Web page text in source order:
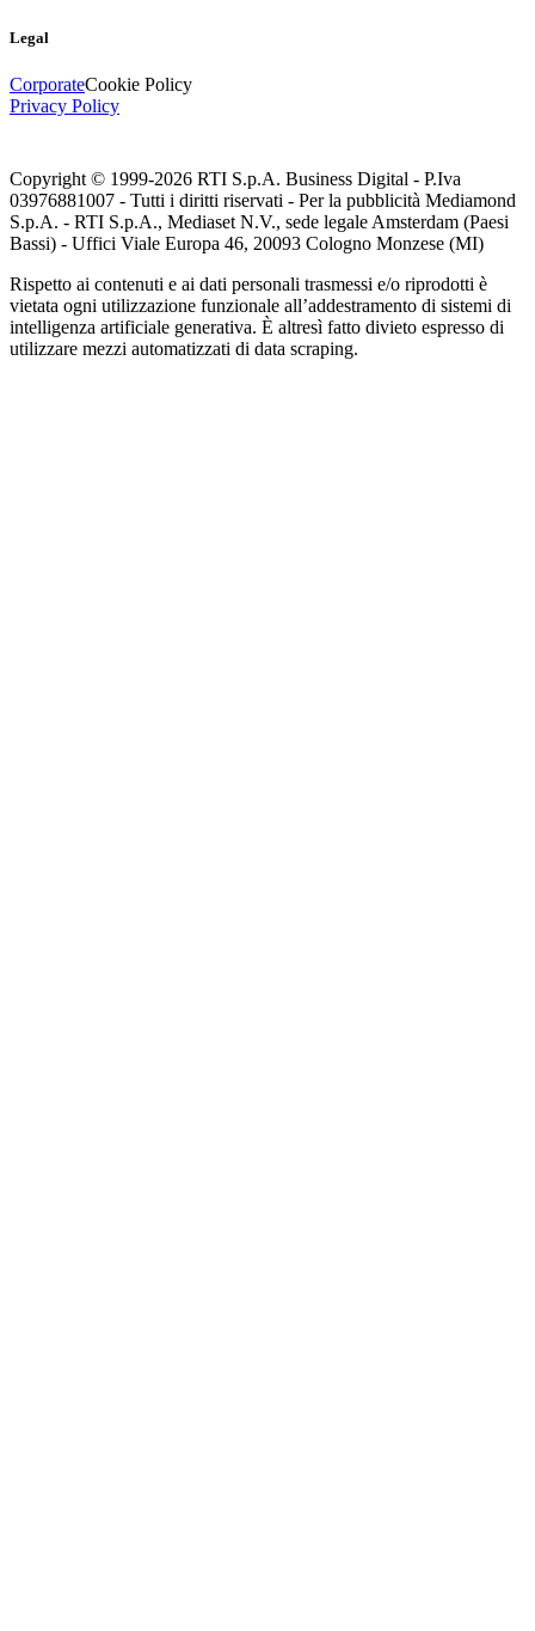
Legal
CorporateCookie Policy
Privacy Policy
Copyright © 1999-2026 RTI S.p.A. Business Digital - P.Iva
03976881007 - Tutti i diritti riservati - Per la pubblicità Mediamond
S.p.A. - RTI S.p.A., Mediaset N.V., sede legale Amsterdam (Paesi
Bassi) - Uffici Viale Europa 46, 20093 Cologno Monzese (MI)
Rispetto ai contenuti e ai dati personali trasmessi e/o riprodotti è
vietata ogni utilizzazione funzionale all’addestramento di sistemi di
intelligenza artificiale generativa. È altresì fatto divieto espresso di
utilizzare mezzi automatizzati di data scraping.